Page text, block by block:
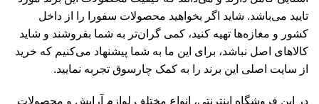
تایید می‌باشد. شاید اگر بخواهید محصولات سفورا را از داخل
کشور و مغازه‌ها تهیه کنید، کمی گران‌تر به شما بفروشند و شاید
کالاهای اصل نباشد، برای این ما به شما پیشنهاد می‌کنیم که خرید
از سایت اصلی این برند را به کمک چارسوق تجربه نمایید.
در این فروشگاه اینترنتی، انواع مختلف لوازم آرایش و محصولات